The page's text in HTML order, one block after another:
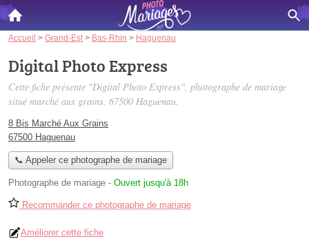
Accueil > Grand-Est > Bas-Rhin > Haguenau
Digital Photo Express
Cette fiche présente "Digital Photo Express", photographe de mariage
situé marché aux grains, 67500 Haguenau.
8 Bis Marché Aux Grains
67500 Haguenau
📞 Appeler ce photographe de mariage
Photographe de mariage - Ouvert jusqu'à 18h
Recommander ce photographe de mariage
Améliorer cette fiche